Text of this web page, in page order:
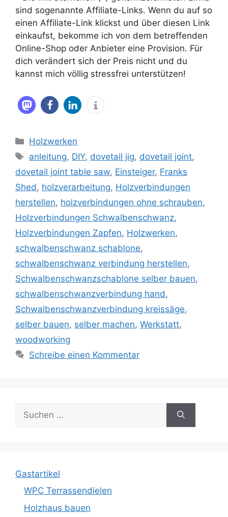
sind sogenannte Affiliate-Links. Wenn du auf so
einen Affiliate-Link klickst und über diesen Link
einkaufst, bekomme ich von dem betreffenden
Online-Shop oder Anbieter eine Provision. Für
dich verändert sich der Preis nicht und du
kannst mich völlig stressfrei unterstützen!
Kategorien
Holzwerken
Schlagwörter
anleitung, DIY, dovetail jig, dovetail joint,
dovetail joint table saw, Einsteiger, Franks
Shed , holzverarbeitung, Holzverbindungen
herstellen, holzverbindungen ohne schrauben,
Holzverbindungen Schwalbenschwanz,
Holzverbindungen Zapfen, Holzwerken,
schwalbenschwanz schablone,
schwalbenschwanz verbindung herstellen,
Schwalbenschwanzschablone selber bauen,
schwalbenschwanzverbindung hand ,
Schwalbenschwanzverbindung kreissäge,
selber bauen, selber machen, Werkstatt,
woodworking
Schreibe einen Kommentar
nach:
Gastartikel
WPC Terrassendielen
Holzhaus bauen